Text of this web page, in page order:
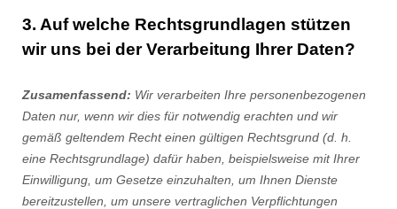
3. Auf welche Rechtsgrundlagen stützen
wir uns bei der Verarbeitung Ihrer Daten?
Zusamenfassend: Wir verarbeiten Ihre personenbezogenen
Daten nur, wenn wir dies für notwendig erachten und wir
gemäß geltendem Recht einen gültigen Rechtsgrund (d. h.
eine Rechtsgrundlage) dafür haben, beispielsweise mit Ihrer
Einwilligung, um Gesetze einzuhalten, um Ihnen Dienste
bereitzustellen, um unsere vertraglichen Verpflichtungen